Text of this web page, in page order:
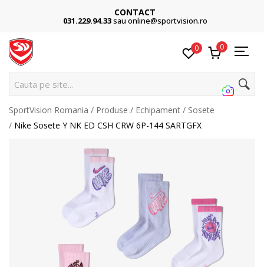
CONTACT
031.229.94.33sau online@sportvision.ro
0 0
Cauta pe site...
SportVision Romania Produse Echipament
Sosete
Nike Sosete Y NK ED CSH CRW 6P-144 SARTGFX